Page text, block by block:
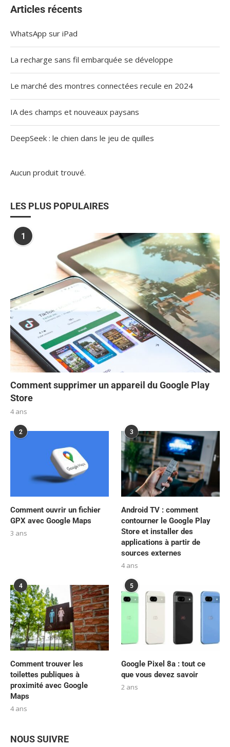
Articles récents
WhatsApp sur iPad
La recharge sans fil embarquée se développe
Le marché des montres connectées recule en 2024
IA des champs et nouveaux paysans
DeepSeek : le chien dans le jeu de quilles
Aucun produit trouvé.
LES PLUS POPULAIRES
1
Comment supprimer un appareil du Google Play
Store
4 ans
2
Comment ouvrir un fichier
GPX avec Google Maps
3 ans
3
Android TV : comment
contourner le Google Play
Store et installer des
applications à partir de
sources externes
4 ans
4
Comment trouver les
toilettes publiques à
proximité avec Google
Maps
4 ans
5
Google Pixel 8a : tout ce
que vous devez savoir
2 ans
NOUS SUIVRE